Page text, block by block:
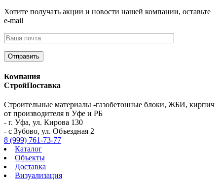
Хотите получать акции и новости нашей компании, оставьте
e-mail
Компания
СтройПоставка
Строительные материалы -газобетонные блоки, ЖБИ, кирпич
от производителя в Уфе и РБ
- г. Уфа, ул. Кирова 130
- с Зубово, ул. Объездная 2
8 (999) 761-73-77
Каталог
Объекты
Доставка
Визуализация